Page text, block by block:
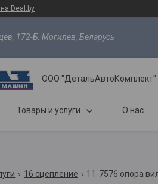
Deal.by
172-Б, Могилев, Беларусь
ООО "ДетальАвтоКомплект"
Товары и услуги О нас
16 сцепление 11-7576 опора